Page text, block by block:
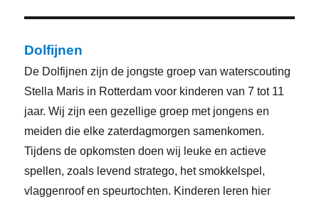
Dolfijnen
De Dolfijnen zijn de jongste groep van waterscouting
Stella Maris in Rotterdam voor kinderen van 7 tot 11
jaar. Wij zijn een gezellige groep met jongens en
meiden die elke zaterdagmorgen samenkomen.
Tijdens de opkomsten doen wij leuke en actieve
spellen, zoals levend stratego, het smokkelspel,
vlaggenroof en speurtochten. Kinderen leren hier